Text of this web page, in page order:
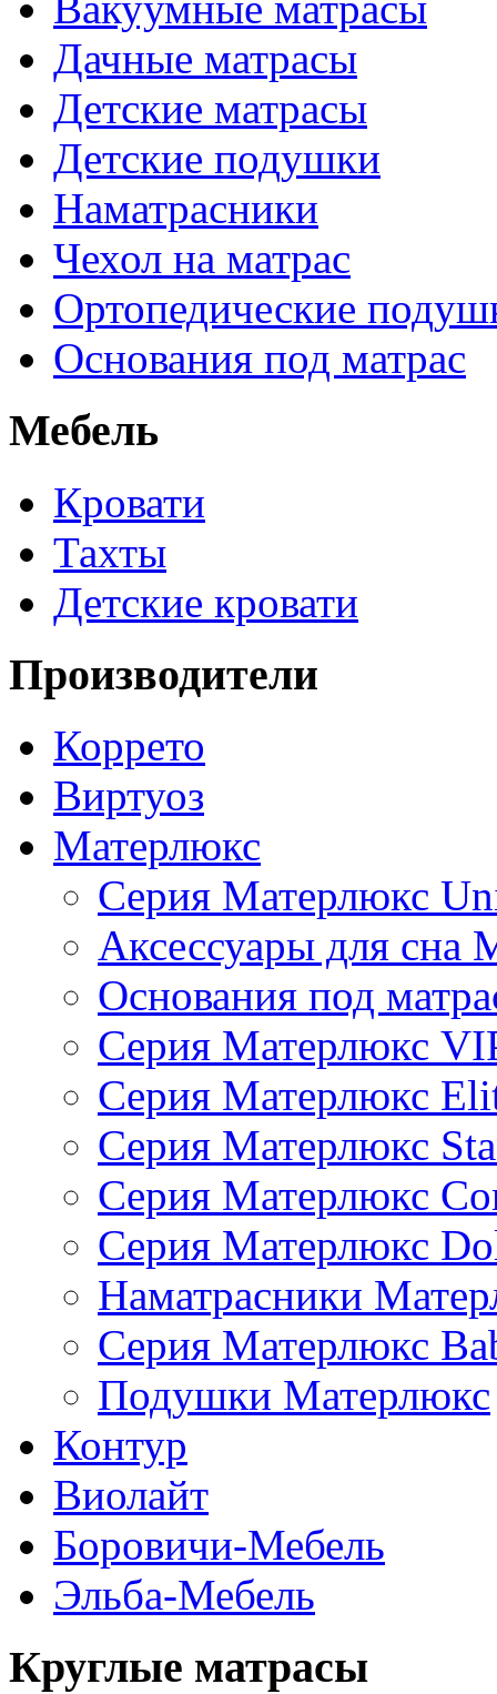
Дачные матрасы
Детские матрасы
Детские подушки
Наматрасники
Чехол на матрас
Ортопедические
Основания под матрас
Мебель
Кровати
Тахты
Детские кровати
Производители
Коррето
Виртуоз
Матерлюкс
Серия Матерлюкс
Aксессуары для сна
Основания под
Серия Матерлюкс
Серия Матерлюкс
Серия Матерлюкс
Серия Матерлюкс
Серия Матерлюкс
Наматрасники
Серия Матерлюкс
Подушки Матерлюкс
Контур
Виолайт
Боровичи-Мебель
Эльба-Мебель
Круглые матрасы